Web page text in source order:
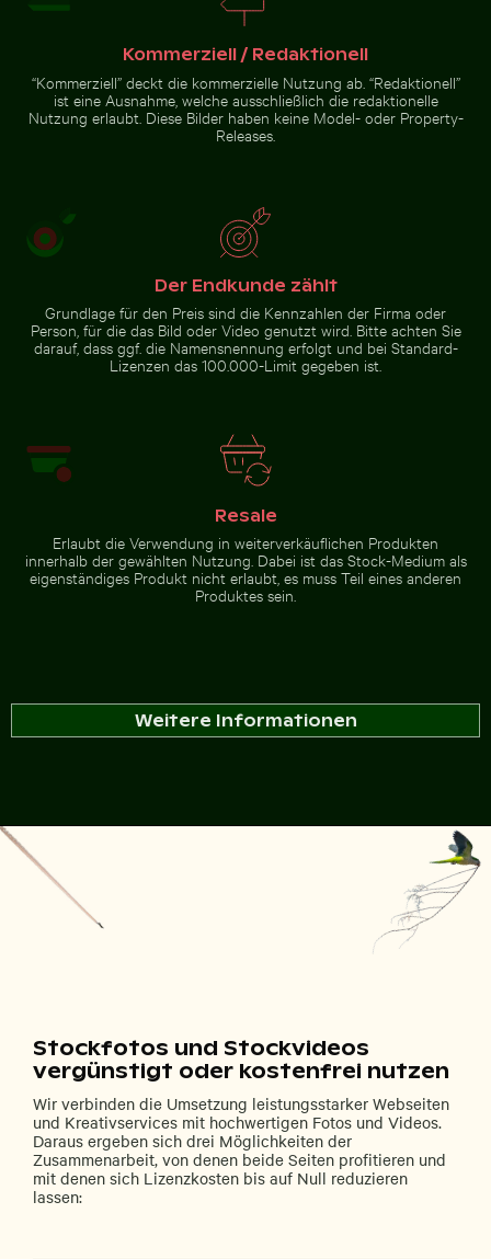
Hand pustet Seifenblasen
Zur Stock-Kollektion
Kommerziell / Redaktionell
“Kommerziell” deckt die kommerzielle Nutzung ab. “Redaktionell”
ist eine Ausnahme, welche ausschließlich die redaktionelle
Nutzung erlaubt. Diese Bilder haben keine Model- oder Property-
Releases.
Der Endkunde zählt
Grundlage für den Preis sind die Kennzahlen der Firma oder
Person, für die das Bild oder Video genutzt wird. Bitte achten Sie
darauf, dass ggf. die Namensnennung erfolgt und bei Standard-
Lizenzen das 100.000-Limit gegeben ist.
Resale
Erlaubt die Verwendung in weiterverkäuflichen Produkten
innerhalb der gewählten Nutzung. Dabei ist das Stock-Medium als
eigenständiges Produkt nicht erlaubt, es muss Teil eines anderen
Produktes sein.
Weitere Informationen
Stockfotos und Stockvideos
vergünstigt oder kostenfrei nutzen
Wir verbinden die Umsetzung leistungsstarker Webseiten
und Kreativservices mit hochwertigen Fotos und Videos.
Daraus ergeben sich drei Möglichkeiten der
Zusammenarbeit, von denen beide Seiten profitieren und
mit denen sich Lizenzkosten bis auf Null reduzieren
lassen: